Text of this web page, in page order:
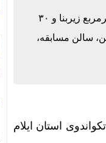
است
بهروز حیدرزاده مدیر کل ورزش و جوانان ایلام در این آیین گفت: خانه تخصصی تکواندوی استان ایلام با ۲هزار مترمربع زیربنا و ۳۰
سالن مسابقه،
استان ایلام